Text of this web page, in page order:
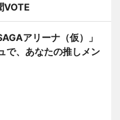
VOTE
アリーナ（仮）」
で、あなたの推しメン